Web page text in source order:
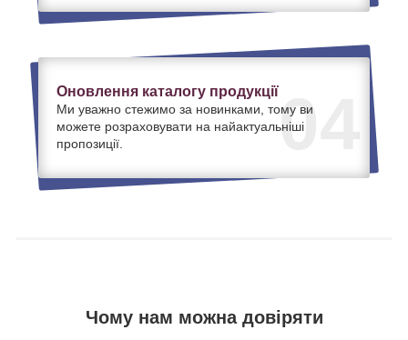
04
Оновлення каталогу продукції
Ми уважно стежимо за новинками, тому ви
можете розраховувати на найактуальніші
пропозиції.
Чому нам можна довіряти